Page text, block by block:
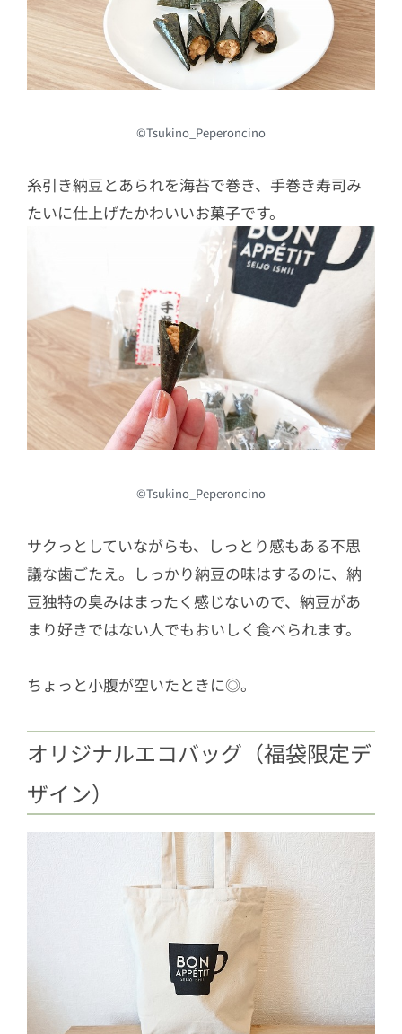
©Tsukino_Peperoncino
糸引き納豆とあられを海苔で巻き、手巻き寿司み
たいに仕上げたかわいいお菓子です。
©Tsukino_Peperoncino
サクっとしていながらも、しっとり感もある不思
議な歯ごたえ。しっかり納豆の味はするのに、納
豆独特の臭みはまったく感じないので、納豆があ
まり好きではない人でもおいしく食べられます。
ちょっと小腹が空いたときに◎。
オリジナルエコバッグ（福袋限定デ
ザイン）